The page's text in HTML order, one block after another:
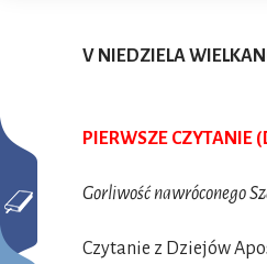
V NIEDZIELA
PIERWSZE CZYTANIE
Gorliwość nawróconego
Czytanie z Dziejów